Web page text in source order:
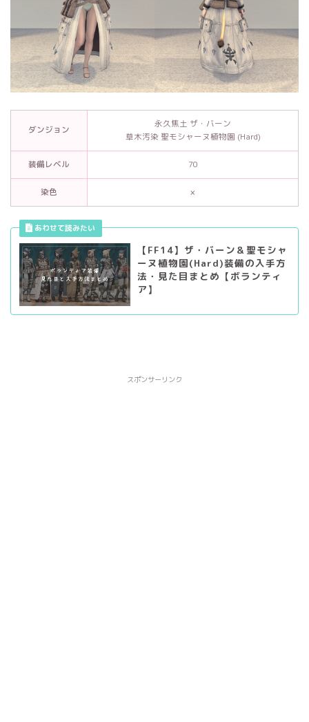
ダンジョン
永久焦土 ザ・バーン
草木汚染 聖モシャーヌ植物園 (Hard)
装備レベル 70
染色 ×
【FF14】ザ・バーン＆聖モシャ
ーヌ植物園(Hard)装備の入手方
法・見た目まとめ【ボランティ
ア】
スポンサーリンク